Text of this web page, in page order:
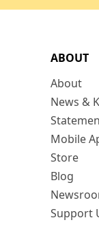
ABOUT
About
News &
Mobile
Store
Blog
Support